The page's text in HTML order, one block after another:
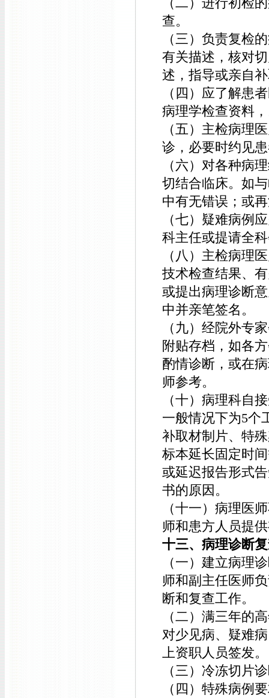
查。
（三）负责复检
有关描述，核对
述，指导或亲自
（四）应了解患
病理学检查资料
（五）主检病理
诊，必要时约见
（六）对各种病
切结合临床。如
中有无错误；或
（七）疑难病例
科主任或提请全
（八）主检病理
技术检查结果、
或提出病理诊断
中并亲笔签名。
（九）经院外专
附贴存档，如各
酌情诊断，或在
师参考。
（十）病理科自
一般情况下为5个
补取材制片、特
标本延长固定时
或延迟报告形式
书的原因。
（十一）病理医
师和患方人员提
十三、病理诊断
（一）建立病理
师和副主任医师
断和复查工作。
（二）满三年的
对少见病、疑难
上资职人员签发。
（三）冷冻切片
（四）特殊病例